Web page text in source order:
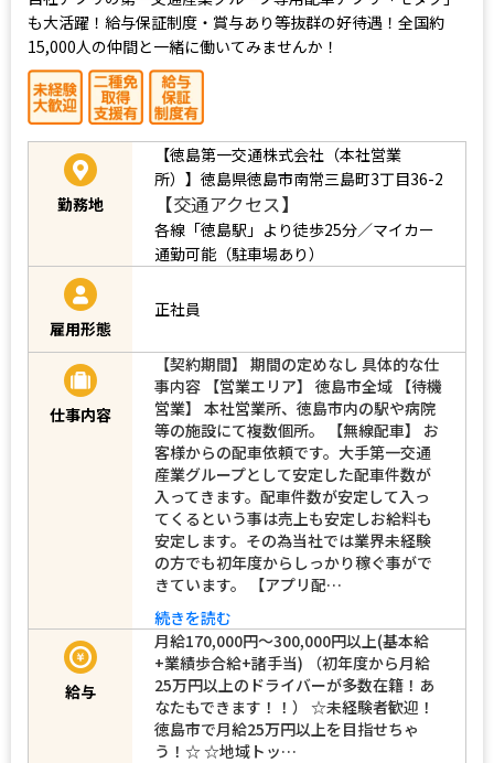
も大活躍！給与保証制度・賞与あり等抜群の好待遇！全国約
15,000人の仲間と一緒に働いてみませんか！
勤務地
【徳島第一交通株式会社（本社営業
所）】徳島県徳島市南常三島町3丁目36-2
【交通アクセス】
各線「徳島駅」より徒歩25分／マイカー
通勤可能（駐車場あり）
雇用形態
正社員
仕事内容
【契約期間】 期間の定めなし 具体的な仕
事内容 【営業エリア】 徳島市全域 【待機
営業】 本社営業所、徳島市内の駅や病院
等の施設にて複数個所。 【無線配車】 お
客様からの配車依頼です。大手第一交通
産業グループとして安定した配車件数が
入ってきます。配車件数が安定して入っ
てくるという事は売上も安定しお給料も
安定します。その為当社では業界未経験
の方でも初年度からしっかり稼ぐ事がで
きています。 【アプリ配…
続きを読む
給与
月給170,000円～300,000円以上(基本給
+業績歩合給+諸手当) （初年度から月給
25万円以上のドライバーが多数在籍！あ
なたもできます！！） ☆未経験者歓迎！
徳島市で月給25万円以上を目指せちゃ
う！☆ ☆地域トッ…